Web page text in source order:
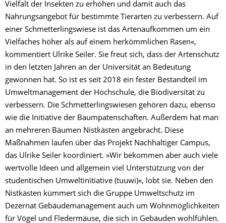
Vielfalt der Insekten zu erhöhen und damit auch das
Nahrungsangebot für bestimmte Tierarten zu verbessern. Auf
einer Schmetterlingswiese ist das Artenaufkommen um ein
Vielfaches höher als auf einem herkömmlichen Rasen«,
kommentiert Ulrike Seiler. Sie freut sich, dass der Artenschutz
in den letzten Jahren an der Universität an Bedeutung
gewonnen hat. So ist es seit 2018 ein fester Bestandteil im
Umweltmanagement der Hochschule, die Biodiversität zu
verbessern. Die Schmetterlingswiesen gehören dazu, ebenso
wie die Initiative der Baumpatenschaften. Außerdem hat man
an mehreren Bäumen Nistkästen angebracht. Diese
Maßnahmen laufen über das Projekt Nachhaltiger Campus,
das Ulrike Seiler koordiniert. »Wir bekommen aber auch viele
wertvolle Ideen und allgemein viel Unterstützung von der
studentischen Umweltinitiative (tuuwi)«, lobt sie. Neben den
Nistkästen kümmert sich die Gruppe Umweltschutz im
Dezernat Gebäudemanagement auch um Wohnmöglichkeiten
für Vögel und Fledermäuse, die sich in Gebäuden wohlfühlen.